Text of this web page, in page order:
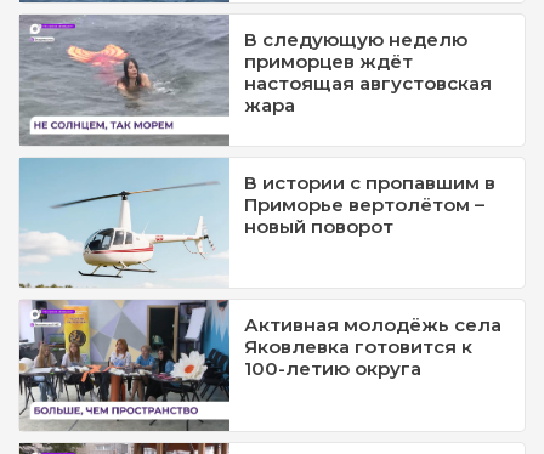
В следующую неделю
приморцев ждёт
настоящая августовская
жара
В истории с пропавшим в
Приморье вертолётом –
новый поворот
Активная молодёжь села
Яковлевка готовится к
100-летию округа